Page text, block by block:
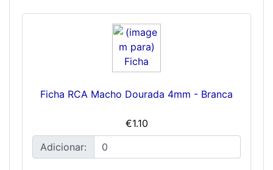
Ficha RCA Macho Dourada 4mm - Branca
€1.10
Adicionar: